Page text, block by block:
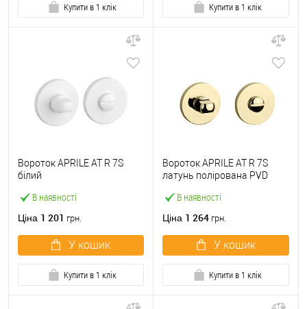
Купити в 1 клік Купити в 1 клік
В наявності
Вороток APRILE AT R 7S
білий
Ціна 1 201 грн.
У кошик
Купити в 1 клік
В наявності
Вороток APRILE AT R 7S
латунь полірована PVD
Ціна 1 264 грн.
У кошик
Купити в 1 клік